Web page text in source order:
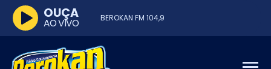
BEROKAN FM 104,9
OUÇA
AO VIVO